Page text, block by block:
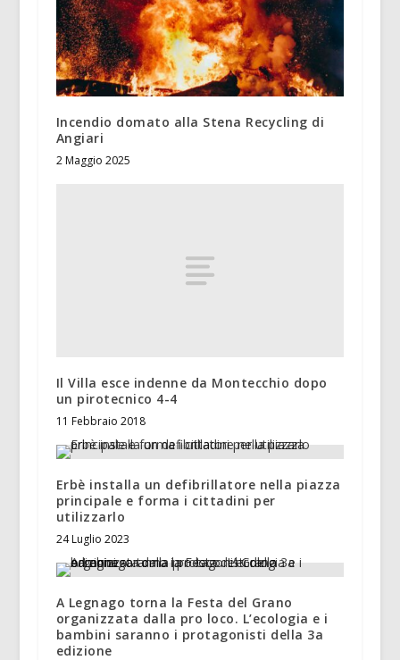
Incendio domato alla Stena Recycling di
Angiari
2 Maggio 2025
Il Villa esce indenne da Montecchio dopo
un pirotecnico 4-4
11 Febbraio 2018
Erbè installa un defibrillatore nella piazza
principale e forma i cittadini per
utilizzarlo
24 Luglio 2023
A Legnago torna la Festa del Grano
organizzata dalla pro loco. L’ecologia e i
bambini saranno i protagonisti della 3a
edizione